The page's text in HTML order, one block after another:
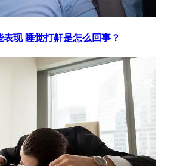
现 睡觉打鼾是怎么回事？